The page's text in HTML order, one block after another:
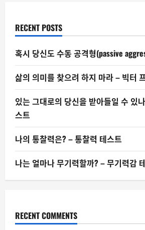
까?
RECENT POSTS
혹시 당신도 수동 공격형(passive
삶의 의미를 찾으려 하지 마라 – 빅터
있는 그대로의 당신을 받아들일 수 있
스트
나의 통찰력은? – 통찰력 테스트
나는 얼마나 무기력할까? – 무기력감
RECENT COMMENTS